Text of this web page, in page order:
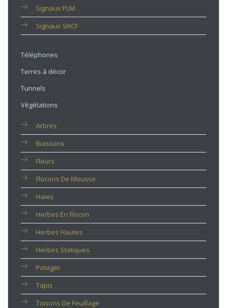
Signaux PLM
Signaux SNCF
Téléphones
Terres à décor
Tunnels
Végétations
Arbres
Buissons
Fleurs
Flocons De Mousse
Haies
Herbes En Flocon
Herbes Hautes
Herbes Statiques
Potager
Tapis
Toisons De Feuillage